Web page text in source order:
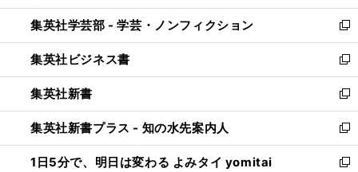
開
く
ウ
で
開
く
ン
ド
ウ
で
開
く
ウ
ィ
ン
ド
ウ
で
開
く
集英社学芸部 - 学芸・ノンフィクション
新
し
い
ウ
ィ
ン
ド
ウ
で
集英社ビジネス書
新
し
い
ウ
ィ
ン
ド
集英社新書
新
し
い
ウ
ィ
集英社新書プラス - 知の水先案内人
新
し
い
1日5分で、明日は変わる よみタイ yomitai
新